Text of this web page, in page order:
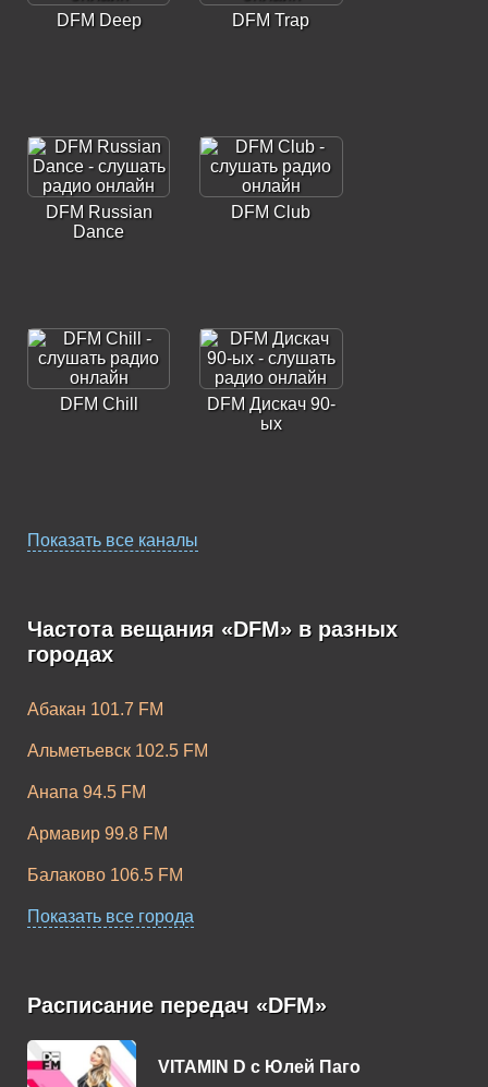
DFM Deep DFM Trap
DFM Russian
Dance
DFM Club
DFM Chill
DFM Дискач 90-
ых
DFM Slap Bass
Показать все каналы
Частота вещания «DFM» в разных
городах
Абакан 101.7 FM
Альметьевск 102.5 FM
Анапа 94.5 FM
Армавир 99.8 FM
Балаково 106.5 FM
Барнаул 102.4 FM
Белореченск 88.2 FM
Березники 103.3 FM
Бийск 106.6 FM
Показать все города
Расписание передач «DFM»
VITAMIN D c Юлей Паго